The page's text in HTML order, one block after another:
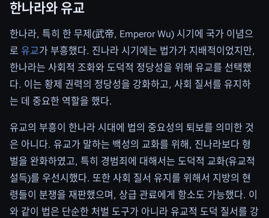
한나라와 유교
한나라, 특히 한 무제(武帝, Emperor Wu) 시기에 국가 이념으
로 유교가 부흥했다. 진나라 시기에는 법가가 지배적이었지만,
한나라는 사회적 조화와 도덕적 정당성을 위해 유교를 선택했
다. 이는 황제 권력의 정당성을 강화하고, 사회 질서를 유지하
는 데 중요한 역할을 했다.
유교의 부흥이 한나라 시대에 법의 중요성의 퇴보를 의미한 것
은 아니다. 유교가 말하는 백성의 교화를 위해, 진나라보다 형
벌을 완화하였고, 특히 경범죄에 대해서는 도덕적 교화(유교적
설득)를 우선시했다. 또한 사회 질서 유지를 위해서 지방의 현
령들이 분쟁을 재판했으며, 상급 관료에게 항소도 가능했다. 이
와 같이 법은 단순한 처벌 도구가 아니라 유교적 도덕 질서를 강